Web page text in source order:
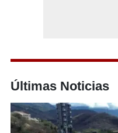
Últimas Noticias